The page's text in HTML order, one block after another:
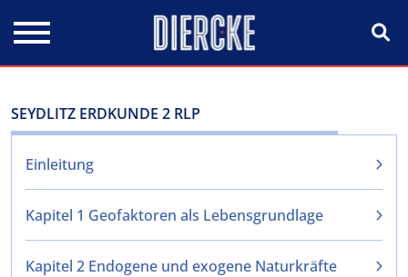
SEYDLITZ ERDKUNDE 2 RLP
Einleitung
Kapitel 1 Geofaktoren als Lebensgrundlage
Kapitel 2 Endogene und exogene Naturkräfte